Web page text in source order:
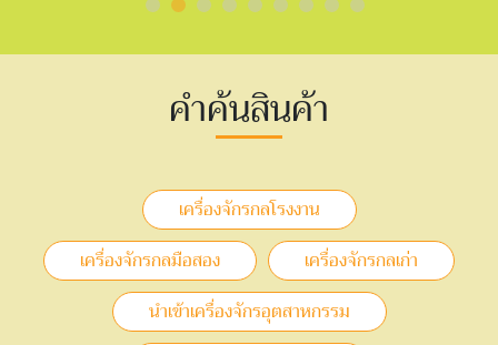
คำค้นสินค้า
เครื่องจักรกลโรงงาน
เครื่องจักรกลมือสอง
เครื่องจักรกลเก่า
นำเข้าเครื่องจักรอุตสาหกรรม